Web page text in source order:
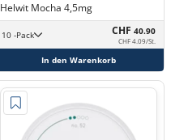
Helwit Mocha 4,5mg
10 -Pack CHF 40.90
CHF 4.09/St.
In den Warenkorb